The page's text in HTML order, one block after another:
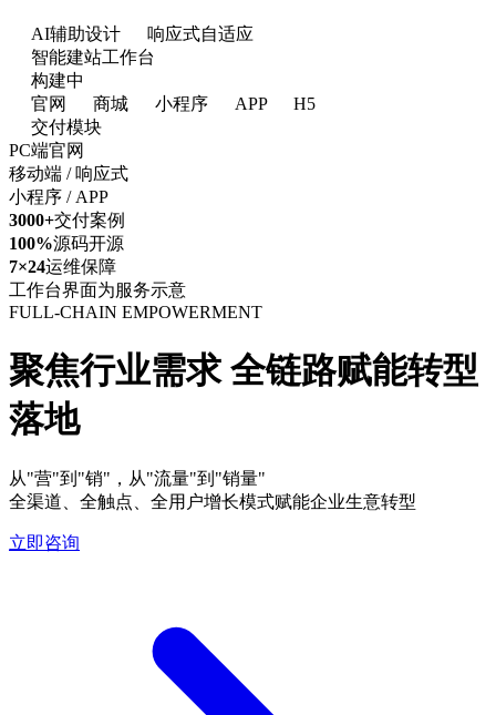
AI辅助设计
响应式自适应
智能建站工作台
构建中
官网
商城 小程序 APP
H5
交付模块
PC端官网
移动端 / 响应式
小程序 / APP
3000+交付案例
100%源码开源
7×24运维保障
工作台界面为服务示意
FULL-CHAIN EMPOWERMENT
聚焦行业需求 全链路赋能转型
落地
从"营"到"销"，从"流量"到"销量"
全渠道、全触点、全用户增长模式赋能企业生意转型
立即咨询